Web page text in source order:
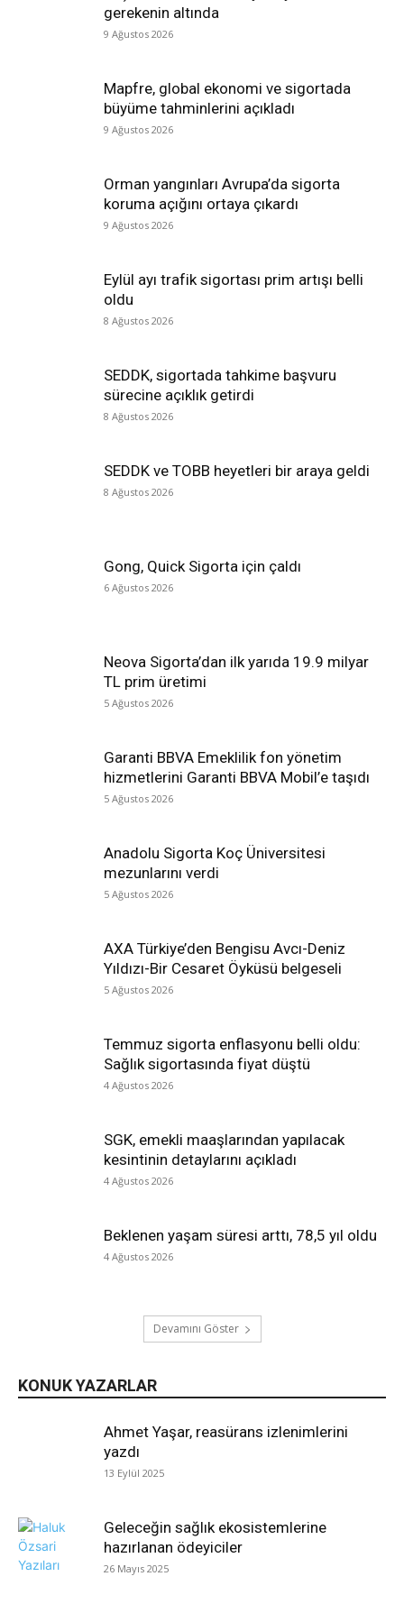
gerekenin altında
9 Ağustos 2026
Mapfre, global ekonomi ve sigortada
büyüme tahminlerini açıkladı
9 Ağustos 2026
Orman yangınları Avrupa’da sigorta
koruma açığını ortaya çıkardı
9 Ağustos 2026
Eylül ayı trafik sigortası prim artışı belli
oldu
8 Ağustos 2026
SEDDK, sigortada tahkime başvuru
sürecine açıklık getirdi
8 Ağustos 2026
SEDDK ve TOBB heyetleri bir araya geldi
8 Ağustos 2026
Gong, Quick Sigorta için çaldı
6 Ağustos 2026
Neova Sigorta’dan ilk yarıda 19.9 milyar
TL prim üretimi
5 Ağustos 2026
Garanti BBVA Emeklilik fon yönetim
hizmetlerini Garanti BBVA Mobil’e taşıdı
5 Ağustos 2026
Anadolu Sigorta Koç Üniversitesi
mezunlarını verdi
5 Ağustos 2026
AXA Türkiye’den Bengisu Avcı-Deniz
Yıldızı-Bir Cesaret Öyküsü belgeseli
5 Ağustos 2026
Temmuz sigorta enflasyonu belli oldu:
Sağlık sigortasında fiyat düştü
4 Ağustos 2026
SGK, emekli maaşlarından yapılacak
kesintinin detaylarını açıkladı
4 Ağustos 2026
Beklenen yaşam süresi arttı, 78,5 yıl oldu
4 Ağustos 2026
Devamını Göster
KONUK YAZARLAR
Ahmet Yaşar, reasürans izlenimlerini
yazdı
13 Eylül 2025
Geleceğin sağlık ekosistemlerine
hazırlanan ödeyiciler
26 Mayıs 2025